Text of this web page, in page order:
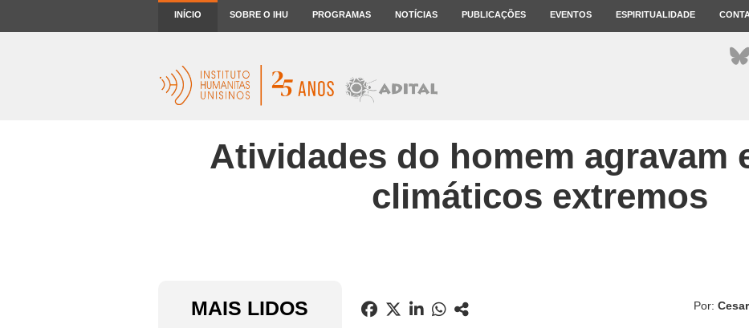
INÍCIO SOBRE O IHU PROGRAMAS NOTÍCIAS PUBLICAÇÕES EVENTOS ESPIRITUALIDADE
Atividades do homem agravam
climáticos extremos
MAIS LIDOS Por: